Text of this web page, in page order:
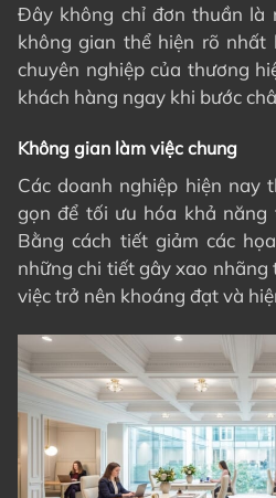
Đây không chỉ đơn thuần là
không gian thể hiện rõ nhất
chuyên nghiệp của thương
khách hàng ngay khi bước
Không gian làm việc chung
Các doanh nghiệp hiện nay
gọn để tối ưu hóa khả năng
Bằng cách tiết giảm các
những chi tiết gây xao nhãng
việc trở nên khoáng đạt và